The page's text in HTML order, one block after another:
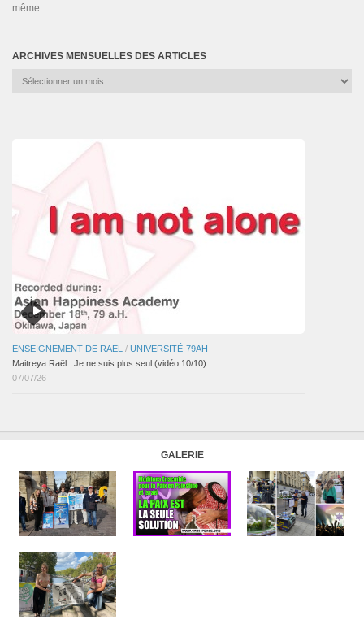
même
ARCHIVES MENSUELLES DES ARTICLES
Archives
ENSEIGNEMENT DE RAËL / UNIVERSITÉ-79AH
Maitreya Raël : Je ne suis plus seul (vidéo 10/10)
07/07/26
GALERIE